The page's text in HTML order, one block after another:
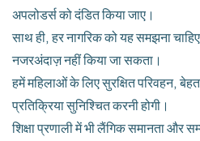
अपलोडर्स को दंडित किया जाए।
साथ ही, हर नागरिक को यह समझना
नजरअंदाज़ नहीं किया जा सकता।
हमें महिलाओं के लिए सुरक्षित परिवहन,
प्रतिक्रिया सुनिश्चित करनी होगी।
शिक्षा प्रणाली में भी लैंगिक समानता और